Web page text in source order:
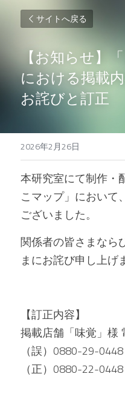
サイトへ戻る
【お知らせ】
における掲載
お詫びと訂正
2026年2月26日
本研究室にて制作・
こマップ」において
ございました。
関係者の皆さまなら
まにお詫び申し上げ
【訂正内容】
掲載店舗「味覚」様
（誤）0880-29-0448
（正）0880-22-0448